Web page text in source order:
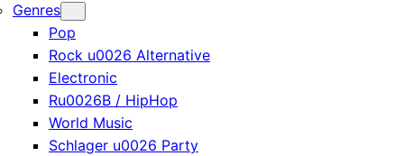
Genres
Pop
Rock u0026 Alternative
Electronic
Ru0026B / HipHop
World Music
Schlager u0026 Party